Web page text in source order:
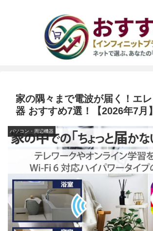
家の隅々まで電波が届く！エ
器 おすすめ7選！【2026年7月】
パソコン・周辺機器